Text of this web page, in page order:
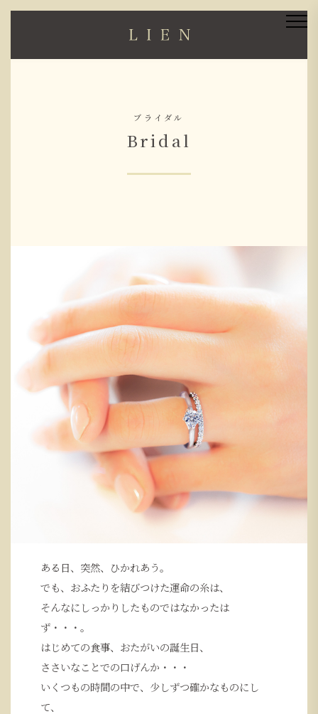
ブライダル
Bridal
ある日、突然、ひかれあう。
でも、おふたりを結びつけた運命の糸は、
そんなにしっかりしたものではなかったは
ず・・・。
はじめての食事、おたがいの誕生日、
ささいなことでの口げんか・・・
いくつもの時間の中で、少しずつ確かなものにし
て、